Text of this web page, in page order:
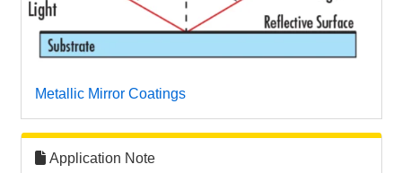
Metallic Mirror Coatings
Application Note